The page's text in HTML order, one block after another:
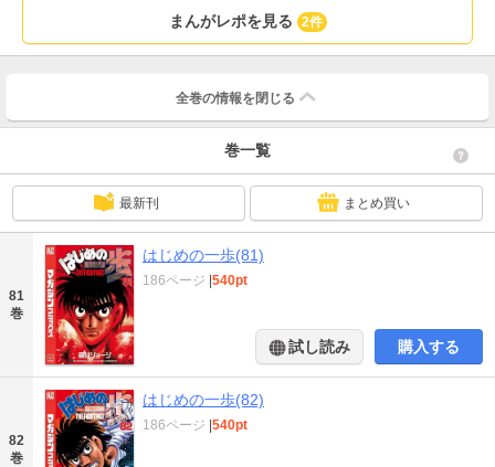
まんがレポを見る 2件
全巻の情報を 閉じる
巻一覧
最新刊 まとめ買い
81
巻
はじめの一歩(81)
186ページ |540pt
試し読み 購入する
82
巻
はじめの一歩(82)
186ページ |540pt